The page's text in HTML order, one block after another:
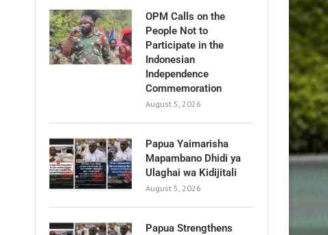
OPM Calls on the
People Not to
Participate in the
Indonesian
Independence
Commemoration
August 5, 2026
Papua Yaimarisha
Mapambano Dhidi ya
Ulaghai wa Kidijitali
August 5, 2026
Papua Strengthens